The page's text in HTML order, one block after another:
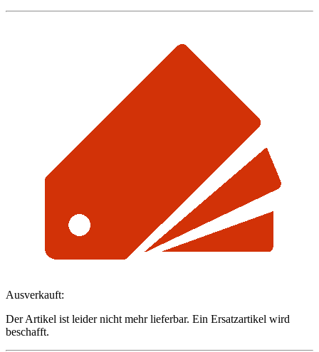
Ausverkauft:
Der Artikel ist leider nicht mehr lieferbar. Ein Ersatzartikel wird
beschafft.